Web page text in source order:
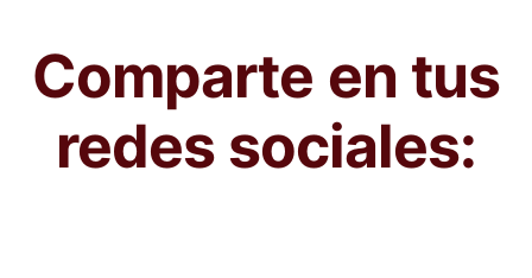
Comparte en tus
redes sociales: